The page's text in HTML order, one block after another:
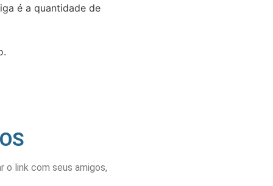
é a quantidade de
link com seus amigos,